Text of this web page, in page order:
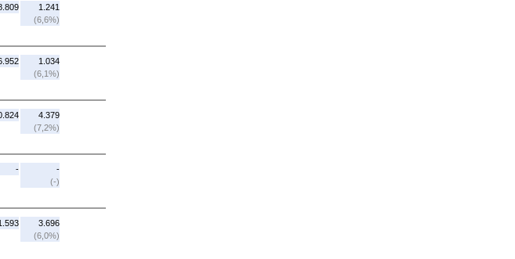
1.241
(6,6%)
1.034
(6,1%)
4.379
(7,2%)
-
-
(-)
3.696
(6,0%)